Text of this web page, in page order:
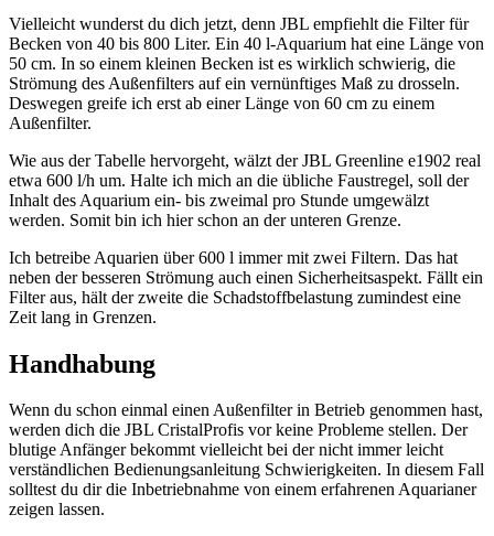
Vielleicht wunderst du dich jetzt, denn JBL empfiehlt die Filter für
Becken von 40 bis 800 Liter. Ein 40 l-Aquarium hat eine Länge von
50 cm. In so einem kleinen Becken ist es wirklich schwierig, die
Strömung des Außenfilters auf ein vernünftiges Maß zu drosseln.
Deswegen greife ich erst ab einer Länge von 60 cm zu einem
Außenfilter.
Wie aus der Tabelle hervorgeht, wälzt der JBL Greenline e1902 real
etwa 600 l/h um. Halte ich mich an die übliche Faustregel, soll der
Inhalt des Aquarium ein- bis zweimal pro Stunde umgewälzt
werden. Somit bin ich hier schon an der unteren Grenze.
Ich betreibe Aquarien über 600 l immer mit zwei Filtern. Das hat
neben der besseren Strömung auch einen Sicherheitsaspekt. Fällt ein
Filter aus, hält der zweite die Schadstoffbelastung zumindest eine
Zeit lang in Grenzen.
Handhabung
Wenn du schon einmal einen Außenfilter in Betrieb genommen hast,
werden dich die JBL CristalProfis vor keine Probleme stellen. Der
blutige Anfänger bekommt vielleicht bei der nicht immer leicht
verständlichen Bedienungsanleitung Schwierigkeiten. In diesem Fall
solltest du dir die Inbetriebnahme von einem erfahrenen Aquarianer
zeigen lassen.